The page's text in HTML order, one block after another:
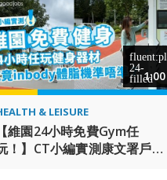
1:00
& LEISURE
【維園24小時免費Gym任
！】CT小編實測康文署戶外